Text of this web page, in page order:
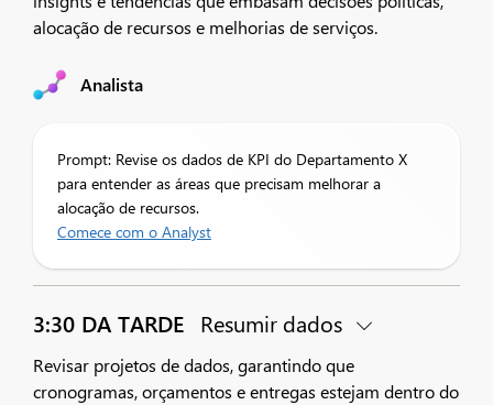
alocação de recursos e melhorias de serviços.
Analista
Prompt: Revise os dados de KPI do Departamento X
para entender as áreas que precisam melhorar a
alocação de recursos.
Comece com o Analyst
3:30 DA TARDE Resumir dados
Revisar projetos de dados, garantindo que
cronogramas, orçamentos e entregas estejam dentro do